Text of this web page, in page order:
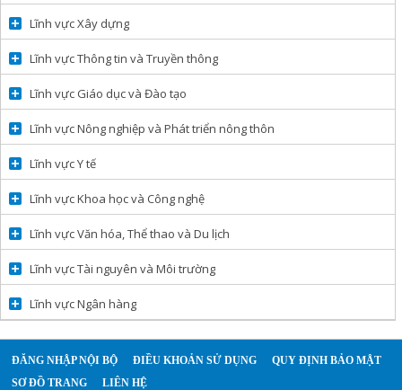
Lĩnh vực Xây dựng
Lĩnh vực Thông tin và Truyền thông
Lĩnh vực Giáo dục và Đào tạo
Lĩnh vực Nông nghiệp và Phát triển nông thôn
Lĩnh vực Y tế
Lĩnh vực Khoa học và Công nghệ
Lĩnh vực Văn hóa, Thể thao và Du lịch
Lĩnh vực Tài nguyên và Môi trường
Lĩnh vực Ngân hàng
ĐĂNG NHẬP NỘI BỘ ĐIỀU KHOẢN SỬ DỤNG
QUY ĐỊNH BẢO MẬT
SƠ ĐỒ TRANG
LIÊN HỆ